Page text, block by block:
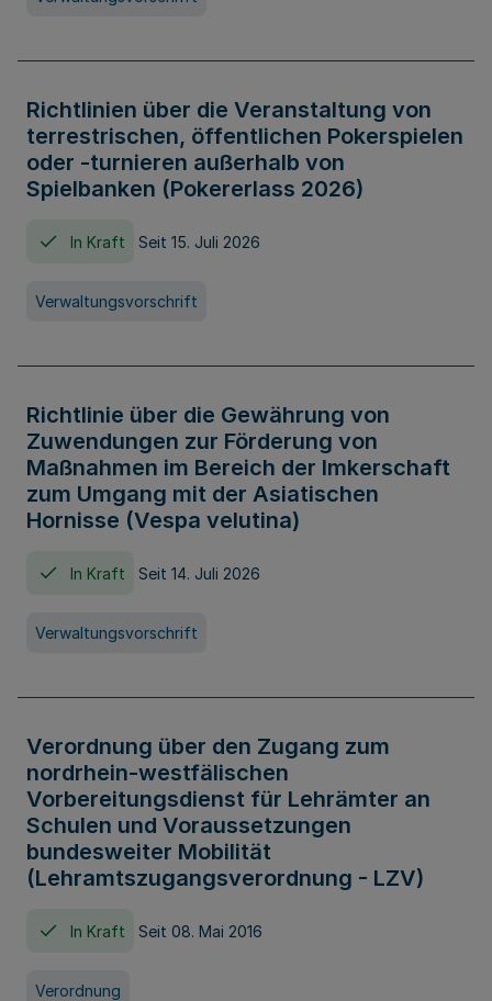
Richtlinien über die Veranstaltung von
terrestrischen, öffentlichen Pokerspielen
oder -turnieren außerhalb von
Spielbanken (Pokererlass 2026)
In Kraft Seit 15. Juli 2026
Verwaltungsvorschrift
Richtlinie über die Gewährung von
Zuwendungen zur Förderung von
Maßnahmen im Bereich der Imkerschaft
zum Umgang mit der Asiatischen
Hornisse (Vespa velutina)
In Kraft Seit 14. Juli 2026
Verwaltungsvorschrift
Verordnung über den Zugang zum
nordrhein-westfälischen
Vorbereitungsdienst für Lehrämter an
Schulen und Voraussetzungen
bundesweiter Mobilität
(Lehramtszugangsverordnung - LZV)
In Kraft Seit 08. Mai 2016
Verordnung